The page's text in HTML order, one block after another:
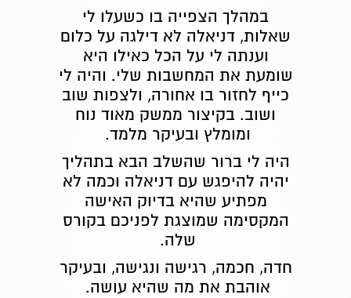
במהלך הצפייה בו כשעלו לי
שאלות, דניאלה לא דילגה על כלום
וענתה לי על הכל כאילו היא
שומעת את המחשבות שלי. והיה לי
כייף לחזור בו אחורה, ולצפות שוב
ושוב. בקיצור ממשק מאוד נוח
ומומלץ ובעיקר מלמד.
היה לי ברור שהשלב הבא בתהליך
יהיה להיפגש עם דניאלה וכמה לא
מפתיע שהיא בדיוק האישה
המקסימה שמוצגת לפניכם בקורס
שלה.
חדה, חכמה, רגישה ונגישה, ובעיקר
אוהבת את מה שהיא עושה.